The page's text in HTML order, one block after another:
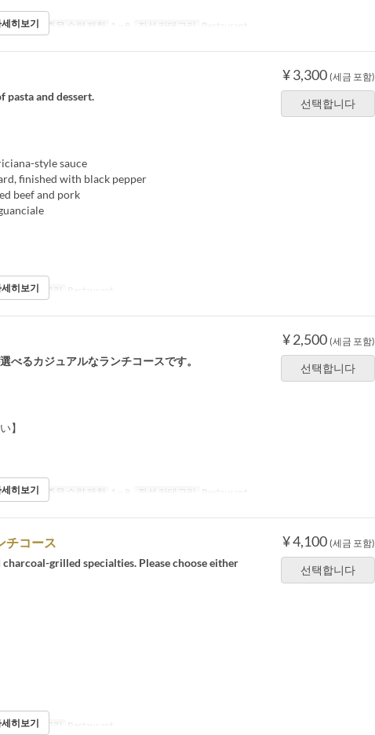
사 점심 주문 수량 제한 1 ~ 8 좌석 카테고리 Restaurant
히보기
¥ 3,300 (세금 포함)
선택합니다
pasta and dessert.
style sauce
finished with black pepper
beef and pork
좌석 카테고리 Restaurant
히보기
¥ 2,500 (세금 포함)
선택합니다
べるカジュアルなランチコースです。
】
사 점심 주문 수량 제한 1 ~ 8 좌석 카테고리 Restaurant
히보기
¥ 4,100 (세금 포함)
선택합니다
チコース
grilled specialties. Please choose either
좌석 카테고리 Restaurant
히보기